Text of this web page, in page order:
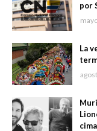
por
La